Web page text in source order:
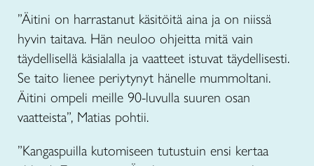
”Äitini on harrastanut käsitöitä aina ja on niissä
hyvin taitava. Hän neuloo ohjeitta mitä vain
täydellisellä käsialalla ja vaatteet istuvat täydellisesti.
Se taito lienee periytynyt hänelle mummoltani.
Äitini ompeli meille 90-luvulla suuren osan
vaatteista”, Matias pohtii.
”Kangaspuilla kutomiseen tutustuin ensi kertaa